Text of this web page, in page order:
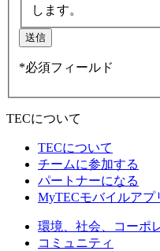
します。
送信
*必須フィールド
TECについて
TECについて
チームに参加する
パートナーになる
MyTECモバイルアプ
環境、社会、コーポ
コミュニティ